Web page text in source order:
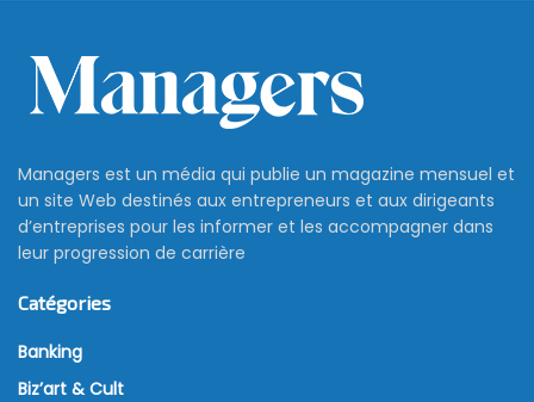
Managers est un média qui publie un magazine mensuel et
un site Web destinés aux entrepreneurs et aux dirigeants
d’entreprises pour les informer et les accompagner dans
leur progression de carrière
Catégories
Banking
Biz’art & Cult